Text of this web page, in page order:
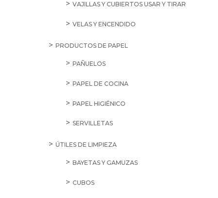
VAJILLAS Y CUBIERTOS USAR Y TIRAR
VELAS Y ENCENDIDO
PRODUCTOS DE PAPEL
PAÑUELOS
PAPEL DE COCINA
PAPEL HIGIÉNICO
SERVILLETAS
ÚTILES DE LIMPIEZA
BAYETAS Y GAMUZAS
CUBOS